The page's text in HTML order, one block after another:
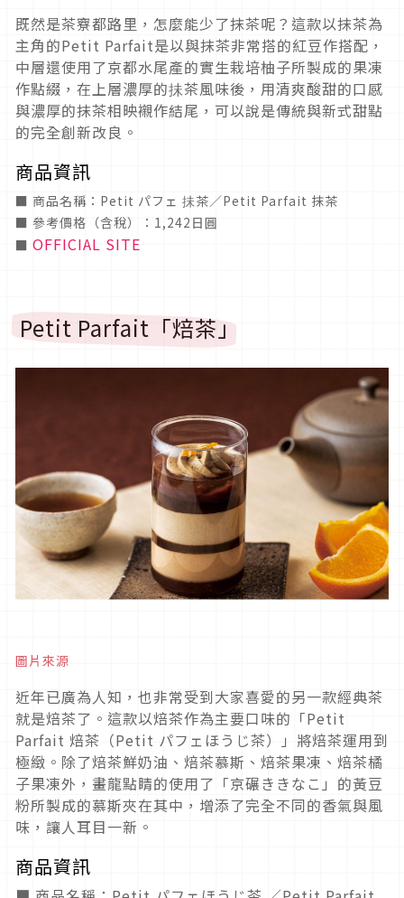
既然是茶竂都路里，怎麼能少了抹茶呢？這款以抹茶為
主角的Petit Parfait是以與抹茶非常搭的紅豆作搭配，
中層還使用了京都水尾產的實生栽培柚子所製成的果凍
作點綴，在上層濃厚的抺茶風味後，用清爽酸甜的口感
與濃厚的抹茶相映襯作結尾，可以說是傳統與新式甜點
的完全創新改良。
商品資訊
■ 商品名稱：Petit パフェ 抺茶／Petit Parfait 抹茶
■ 參考價格（含稅）：1,242日圓
■ OFFICIAL SITE
Petit Parfait「焙茶」
圖片來源
近年已廣為人知，也非常受到大家喜愛的另一款經典茶
就是焙茶了。這款以焙茶作為主要口味的「Petit
Parfait 焙茶（Petit パフェほうじ茶）」將焙茶運用到
極緻。除了焙茶鮮奶油、焙茶慕斯、焙茶果凍、焙茶橘
子果凍外，畫龍點睛的使用了「京碾ききなこ」的黃豆
粉所製成的慕斯夾在其中，增添了完全不同的香氣與風
味，讓人耳目一新。
商品資訊